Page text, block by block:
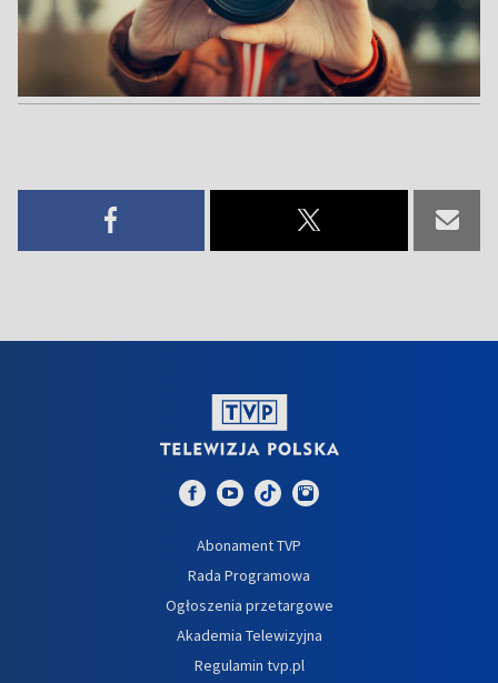
Abonament TVP
Rada Programowa
Ogłoszenia przetargowe
Akademia Telewizyjna
Regulamin tvp.pl